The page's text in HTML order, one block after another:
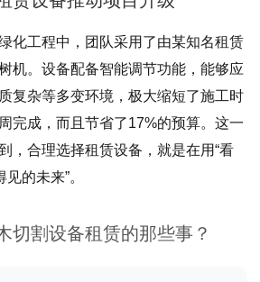
化工程中，团队采用了由某知名租赁
机。设备配备智能调节功能，能够应
复杂等多变环境，极大缩短了施工时
完成，而且节省了17%的预算。这一
，合理选择租赁设备，就是在用“看
的未来”。
切割设备租赁的那些事？